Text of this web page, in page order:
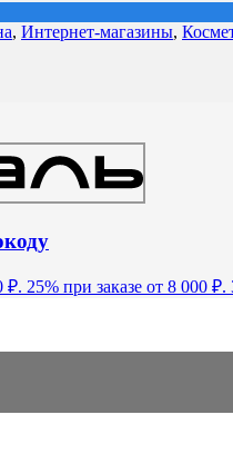
, Интернет-магазины,
25% при заказе от 8 000 ₽.